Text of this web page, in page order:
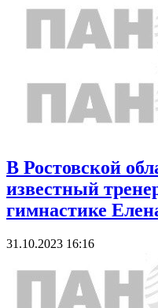
В Ростовской
известный
гимнастике
31.10.2023 16:16